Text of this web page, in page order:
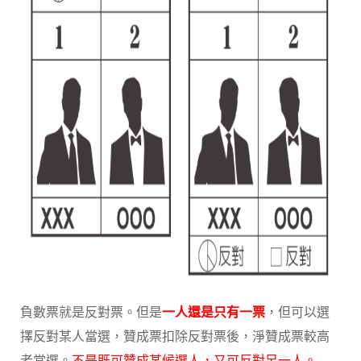
負數票就是反對票。但是一人還是只有一票 ，但可以選
擇反對某人當選，贊成票扣除反對票後，淨贊成票較高